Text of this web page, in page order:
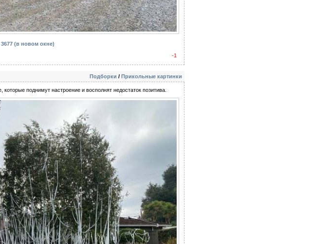
(в новом окне)
-1
Подборки / Прикольные картинки
поднимут настроение и восполнят недостаток позитива.